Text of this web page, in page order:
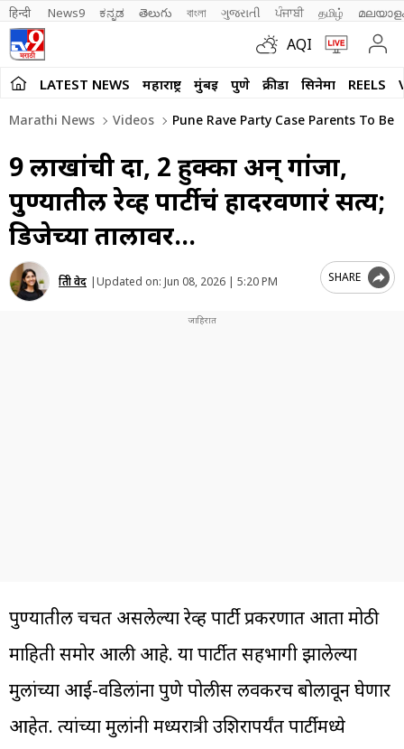
हिन्दी News9 ಕನ್ನಡ తెలుగు বাংলা ગુજરાતી ਪੰਜਾਬੀ தமிழ்
AQI
LATEST NEWS महाराष्ट्र मुंबई पुणे क्रीडा सिनेमा REELS
Marathi News Videos Pune Rave Party Case Parents To Be
9 लाखांची दारू, 2 हुक्का अन् गांजा,
पुण्यातील रेव्ह पार्टीचं हादरवणारं सत्य;
डिजेच्या तालावर…
प्रिती वेद |Updated on: Jun 08, 2026 | 5:20 PM SHARE
पुण्यातील चर्चेत असलेल्या रेव्ह पार्टी प्रकरणात आता मोठी
माहिती समोर आली आहे. या पार्टीत सहभागी झालेल्या
मुलांच्या आई-वडिलांना पुणे पोलीस लवकरच बोलावून घेणार
आहेत. त्यांच्या मुलांनी मध्यरात्री उशिरापर्यंत पार्टीमध्ये